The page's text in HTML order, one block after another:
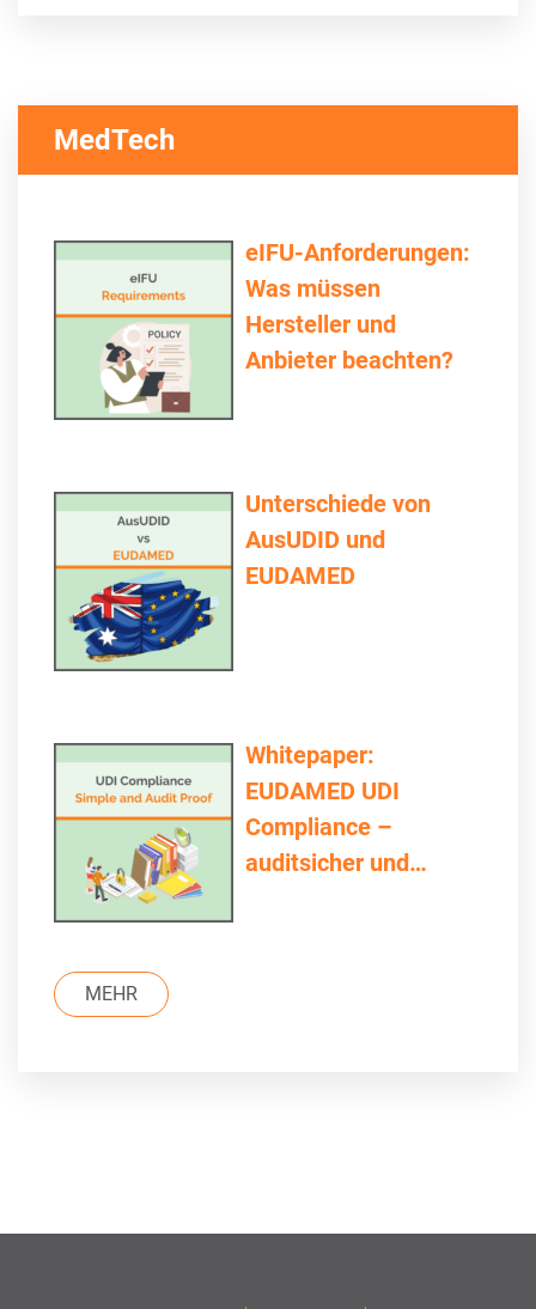
MedTech
eIFU-Anforderungen:
Was müssen
Hersteller und
Anbieter beachten?
Unterschiede von
AusUDID und
EUDAMED
Whitepaper:
EUDAMED UDI
Compliance –
auditsicher und
MEHR